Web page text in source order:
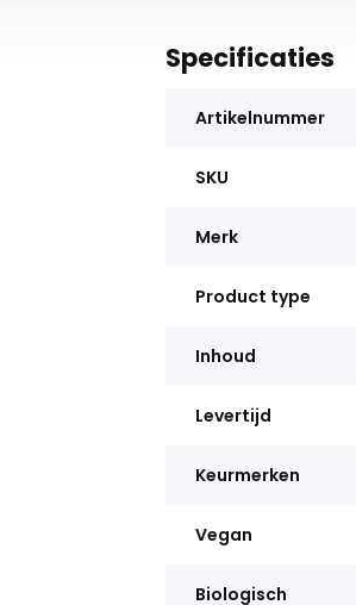
Specificaties
Artikelnummer
SKU
Merk
Product type
Inhoud
Levertijd
Keurmerken
Vegan
Biologisch